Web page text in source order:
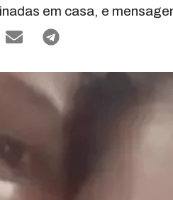
em casa, e